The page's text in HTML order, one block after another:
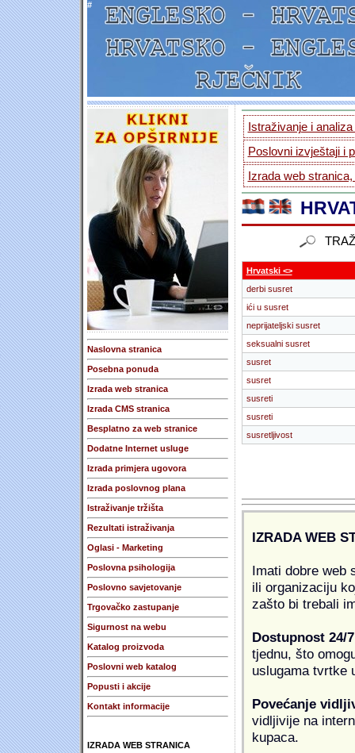
#
Naslovna stranica
Posebna ponuda
Izrada web stranica
Izrada CMS stranica
Besplatno za web stranice
Dodatne Internet usluge
Izrada primjera ugovora
Izrada poslovnog plana
Istraživanje tržišta
Rezultati istraživanja
Oglasi - Marketing
Poslovna psihologija
Poslovno savjetovanje
Trgovačko zastupanje
Sigurnost na webu
Katalog proizvoda
Poslovni web katalog
Popusti i akcije
Kontakt informacije
IZRADA WEB STRANICA
Istraživanje i
Poslovni izvještaji i
Izrada web
Hrvatski <>
derbi susret
ići u susret
neprijateljski susret
seksualni susret
susret
susret
susreti
susreti
susretljivost
IZRADA WEB
Imati dobre web
ili organizaciju
zašto bi trebali
Dostupnost 24/7
tjednu, što
uslugama tvrtke
Povećanje
vidljivije na
kupaca.